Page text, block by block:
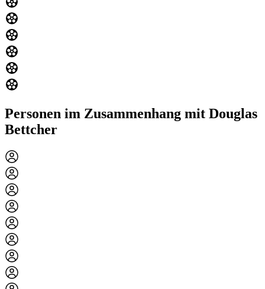
Personen im Zusammenhang mit Douglas
Bettcher